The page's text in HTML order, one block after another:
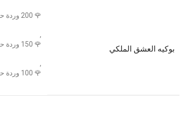
بوكيه العشق الملكي
🌹 200 وردة حمراء مستوردة
,
🌹 150 وردة حمراء مستوردة
,
🌹 100 وردة حمراء مستوردة